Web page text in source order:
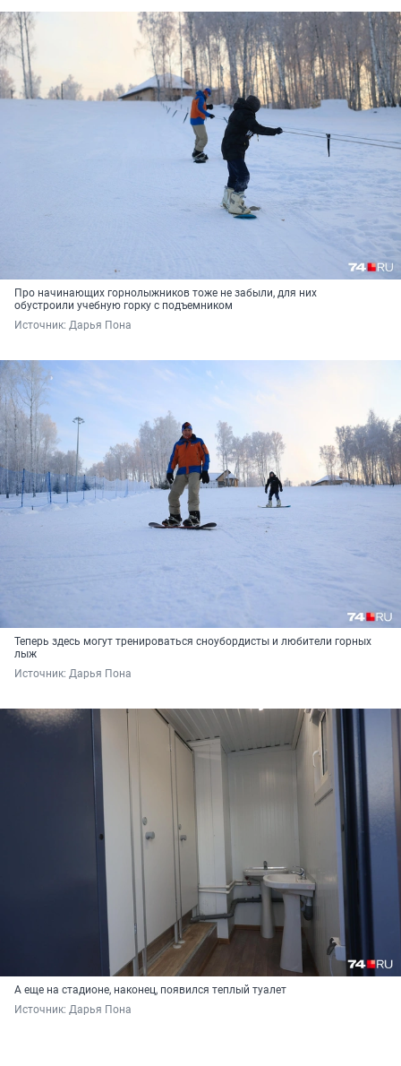
Про начинающих горнолыжников тоже не забыли, для них
обустроили учебную горку с подъемником
Источник: Дарья Пона
Теперь здесь могут тренироваться сноубордисты и любители горных
лыж
Источник: Дарья Пона
А еще на стадионе, наконец, появился теплый туалет
Источник: Дарья Пона